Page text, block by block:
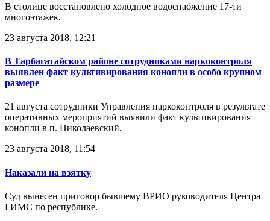
В столице восстановлено холодное водоснабжение 17-ти
многоэтажек.
23 августа 2018, 12:21
В Тарбагатайском районе сотрудниками наркоконтроля
выявлен факт культивирования конопли в особо крупном
размере
21 августа сотрудники Управления наркоконтроля в результате
оперативных мероприятий выявили факт культивирования
конопли в п. Николаевский.
23 августа 2018, 11:54
Наказали на взятку
Суд вынесен приговор бывшему ВРИО руководителя Центра
ГИМС по республике.